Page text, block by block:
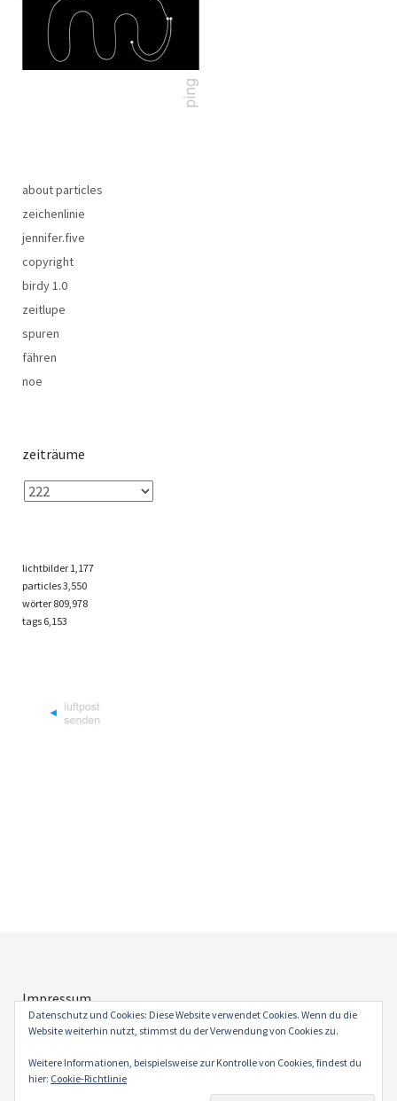
about particles
zeichenlinie
jennifer.five
copyright
birdy 1.0
zeitlupe
spuren
fähren
noe
zeiträume
lichtbilder 1,177
particles3,550
wörter 809,978
tags 6,153
Impressum
Datenschutz
Datenschutz und Cookies: Diese Website verwendet Cookies. Wenn du die
Website weiterhin nutzt, stimmst du der Verwendung von Cookies zu.
Weitere Informationen, beispielsweise zur Kontrolle von Cookies, findest du
hier: Cookie-Richtlinie